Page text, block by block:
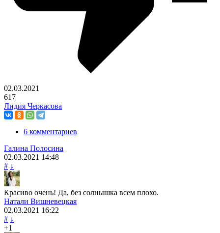
02.03.2021
617
Лидия Черкасова
6 комментариев
Галина Полосина
02.03.2021 14:48
# ↓
Красиво очень! Да, без солнышка всем плохо.
Натали Вишневецкая
02.03.2021 16:22
# ↓
+1